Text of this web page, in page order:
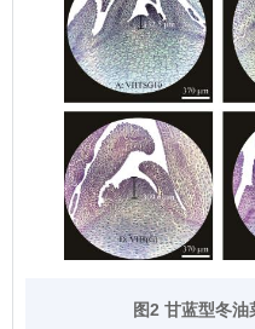
图2 甘蓝型冬油